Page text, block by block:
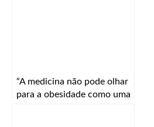
“A medicina não pode olhar
para a obesidade como uma